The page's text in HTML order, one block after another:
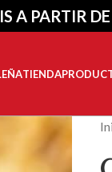
A PARTIR
TIENDA